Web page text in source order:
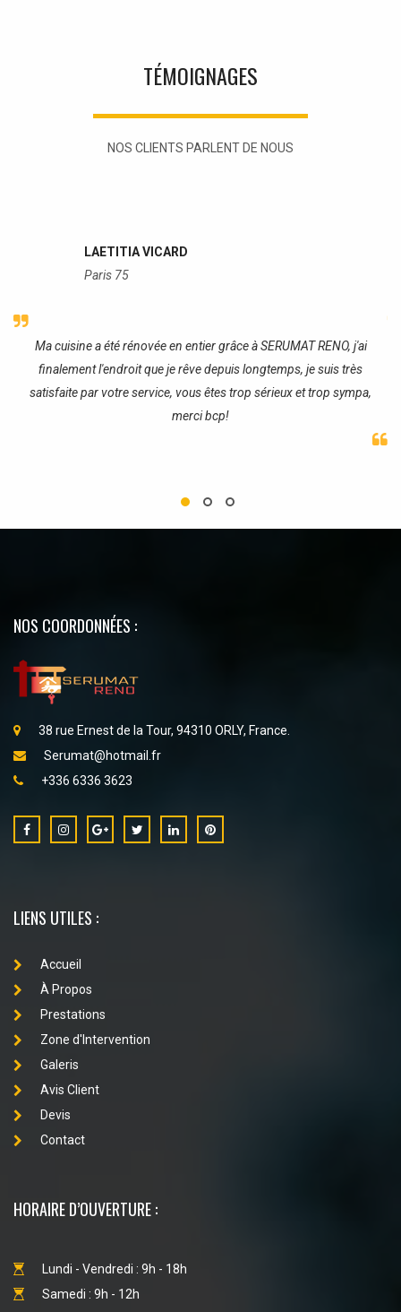
TÉMOIGNAGES
NOS CLIENTS PARLENT DE NOUS
LAETITIA VICARD
Paris 75
Ma cuisine a été rénovée en entier grâce à SERUMAT RENO, j'ai
finalement l'endroit que je rêve depuis longtemps, je suis très
satisfaite par votre service, vous êtes trop sérieux et trop sympa,
merci bcp!
NOS COORDONNÉES :
38 rue Ernest de la Tour, 94310 ORLY, France.
Serumat@hotmail.fr
+336 6336 3623
LIENS UTILES :
Accueil
À Propos
Prestations
Zone d'Intervention
Galeris
Avis Client
Devis
Contact
HORAIRE D’OUVERTURE :
Lundi - Vendredi : 9h - 18h
Samedi : 9h - 12h